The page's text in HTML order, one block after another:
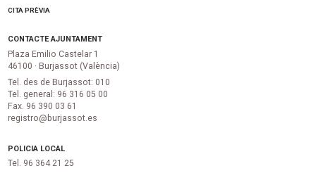
CITA PRÈVIA
CONTACTE AJUNTAMENT
Plaza Emilio Castelar 1
46100 · Burjassot (València)
Tel. des de Burjassot: 010
Tel. general: 96 316 05 00
Fax. 96 390 03 61
registro@burjassot.es
POLICIA LOCAL
Tel. 96 364 21 25